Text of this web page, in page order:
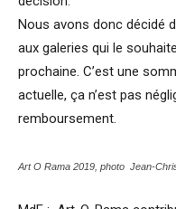
Nous avons donc décidé
aux galeries qui le
prochaine. C’est une
actuelle, ça n’est pas
remboursement.
Art O Rama 2019, photo Jean-